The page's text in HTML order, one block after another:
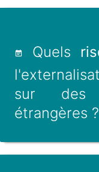
Quels
sur des
étrangères ?